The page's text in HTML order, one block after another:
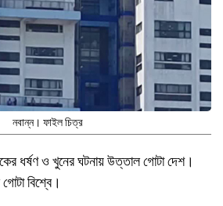
নবান্ন। ফাইল চিত্র
ধর্ষণ ও খুনের ঘটনায় উত্তাল গোটা দেশ।
বিশ্বে।